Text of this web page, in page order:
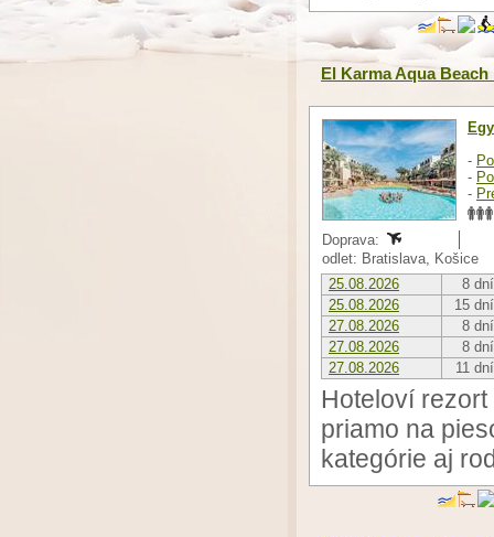
El Karma Aqua Beach
-
-
-
Doprava:
odlet: Bratislava, Košice
25.08.2026
8 dní
25.08.2026
15 dní
27.08.2026
8 dní
27.08.2026
8 dní
27.08.2026
11 dní
Hoteloví
priamo na
kategórie aj